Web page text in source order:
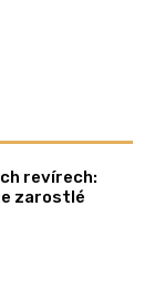
revírech:
zarostlé